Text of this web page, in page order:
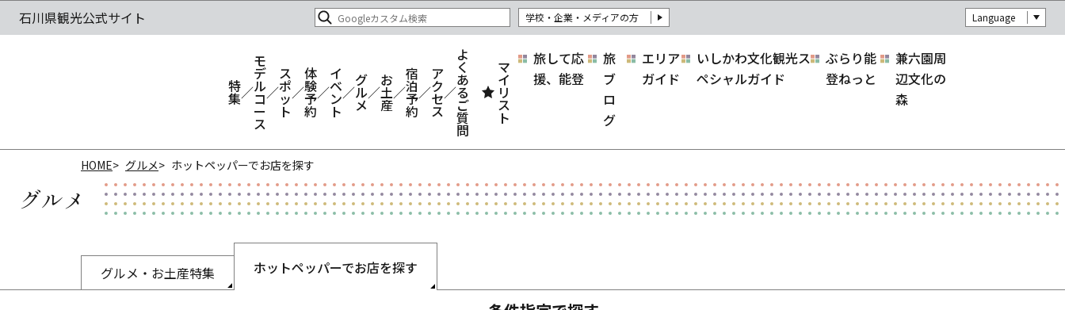
学校・企業・メディアの方 Language
特
集
モ
デ
ル
コ
ー
ス
ス
ポ
ッ
ト
体
験
予
約
イ
ベ
ン
ト
グ
ル
メ
お
土
産
宿
泊
予
約
ア
ク
セ
ス
よ
く
あ
る
ご
質
問
マ
イ
リ
ス
ト
旅して応
援、能登
旅
ブ
ロ
グ
エリア
ガイド
いしかわ文化観光ス
ペシャルガイド
ぶらり能
登ねっと
兼六園周
辺文化の
森
HOME グルメ ホットペッパーでお店を探す
グルメ
グルメ・お土産特集 ホットペッパーでお店を探す